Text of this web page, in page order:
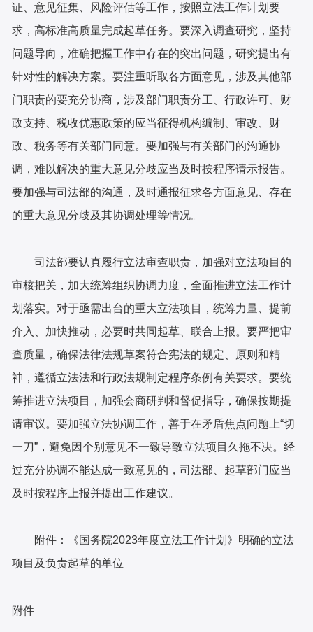
证、意见征集、风险评估等工作，按照立法工作计划要
求，高标准高质量完成起草任务。要深入调查研究，坚持
问题导向，准确把握工作中存在的突出问题，研究提出有
针对性的解决方案。要注重听取各方面意见，涉及其他部
门职责的要充分协商，涉及部门职责分工、行政许可、财
政支持、税收优惠政策的应当征得机构编制、审改、财
政、税务等有关部门同意。要加强与有关部门的沟通协
调，难以解决的重大意见分歧应当及时按程序请示报告。
要加强与司法部的沟通，及时通报征求各方面意见、存在
的重大意见分歧及其协调处理等情况。
司法部要认真履行立法审查职责，加强对立法项目的
审核把关，加大统筹组织协调力度，全面推进立法工作计
划落实。对于亟需出台的重大立法项目，统筹力量、提前
介入、加快推动，必要时共同起草、联合上报。要严把审
查质量，确保法律法规草案符合宪法的规定、原则和精
神，遵循立法法和行政法规制定程序条例有关要求。要统
筹推进立法项目，加强会商研判和督促指导，确保按期提
请审议。要加强立法协调工作，善于在矛盾焦点问题上“切
一刀”，避免因个别意见不一致导致立法项目久拖不决。经
过充分协调不能达成一致意见的，司法部、起草部门应当
及时按程序上报并提出工作建议。
附件：《国务院2023年度立法工作计划》明确的立法
项目及负责起草的单位
附件